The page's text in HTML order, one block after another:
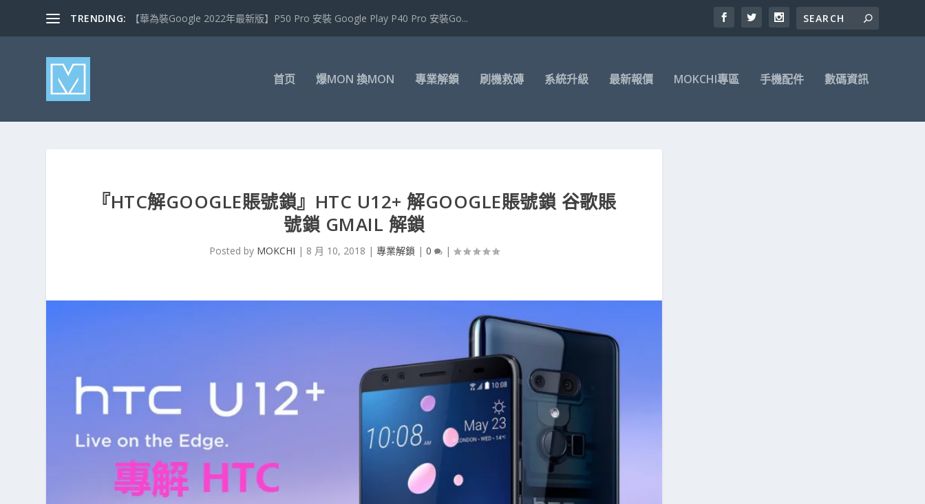
TRENDING: 【華為裝Google 2022年最新版】P50 Pro 安裝 Google Play P40 Pro 安裝Go...
首页 爆MON 換MON 專業解鎖 刷機救磚 系統升級 最新報價 MOKCHI專區 手機配件 數碼資訊
『HTC解GOOGLE賬號鎖』HTC U12+ 解GOOGLE賬號鎖 谷歌賬
號鎖 GMAIL 解鎖
Posted by MOKCHI | 8 月 10, 2018 |專業解鎖 |0 |